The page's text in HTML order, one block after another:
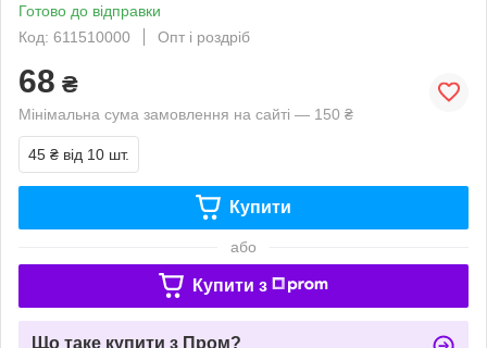
Готово до відправки
Код: 611510000
Опт і роздріб
68 ₴
Мінімальна сума замовлення на сайті — 150 ₴
45 ₴ від 10 шт.
Купити
або
Купити з
Що таке купити з Пром?